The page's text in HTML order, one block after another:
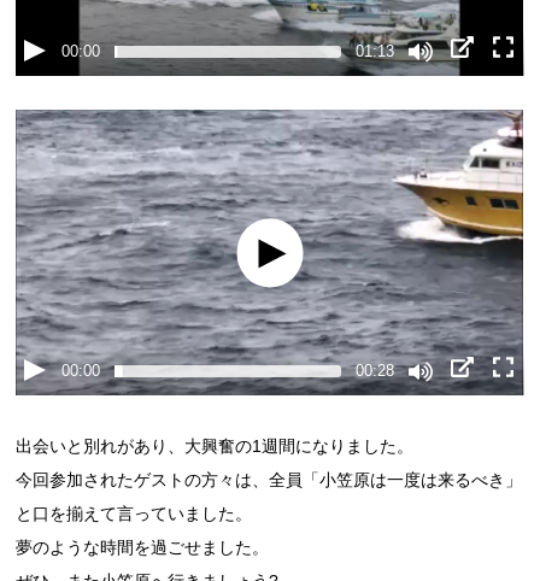
00:00 01:13
00:00 00:28
出会いと別れがあり、大興奮の1週間になりました。
今回参加されたゲストの方々は、全員「小笠原は一度は来るべき」
と口を揃えて言っていました。
夢のような時間を過ごせました。